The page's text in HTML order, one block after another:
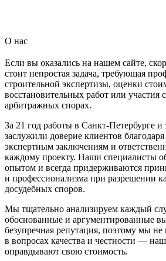
О нас
Если вы оказались на нашем сайте,
стоит непростая задача, требующая
строительной экспертизы, оценки
восстановительных работ или участия
арбитражных спорах.
За 21 год работы в Санкт-Петербурге
заслужили доверие клиентов
экспертным заключениям и
каждому проекту. Наши специалисты
опытом и всегда придерживаются
и профессионализма при разрешении
досудебных споров.
Мы тщательно анализируем каждый
обоснованные и аргументированные
безупречная репутация, поэтому мы
в вопросах качества и честности —
оправдывают свою стоимость.